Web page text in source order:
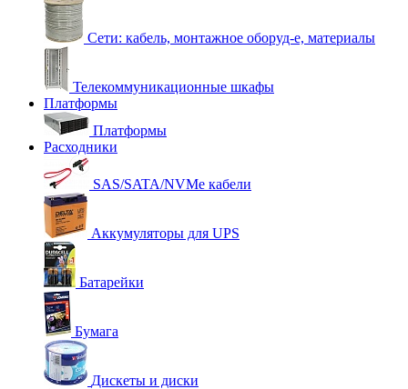
Сети: кабель, монтажное оборуд-е, материалы
Телекоммуникационные шкафы
Платформы
Платформы
Расходники
SAS/SATA/NVMe кабели
Аккумуляторы для UPS
Батарейки
Бумага
Дискеты и диски